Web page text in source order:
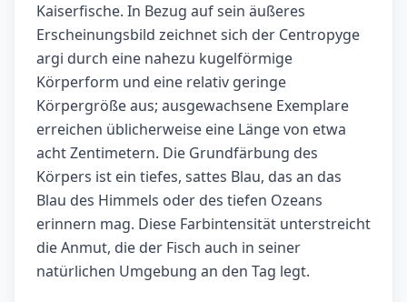
Kaiserfische. In Bezug auf sein äußeres
Erscheinungsbild zeichnet sich der Centropyge
argi durch eine nahezu kugelförmige
Körperform und eine relativ geringe
Körpergröße aus; ausgewachsene Exemplare
erreichen üblicherweise eine Länge von etwa
acht Zentimetern. Die Grundfärbung des
Körpers ist ein tiefes, sattes Blau, das an das
Blau des Himmels oder des tiefen Ozeans
erinnern mag. Diese Farbintensität unterstreicht
die Anmut, die der Fisch auch in seiner
natürlichen Umgebung an den Tag legt.